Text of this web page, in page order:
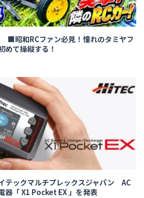
■昭和RCファン必見！憧れのタミヤフ
めて操縦する！
テックマルチプレックスジャパン AC
器「 X1 Pocket EX 」を発表